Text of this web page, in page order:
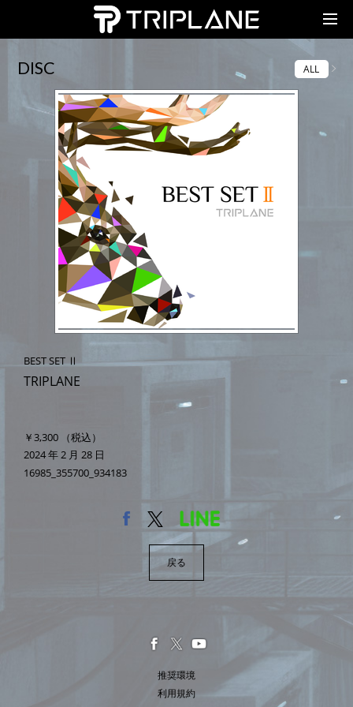
TRIPLANE Passengers
DISC ALL
BEST SET Ⅱ
TRIPLANE
￥3,300
（税込）
2024 年 2 月 28 日
16985_355700_934183
戻る
推奨環境
利用規約